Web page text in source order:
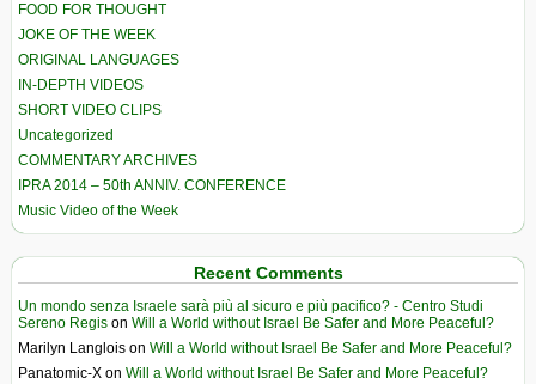
FOOD FOR THOUGHT
JOKE OF THE WEEK
ORIGINAL LANGUAGES
IN-DEPTH VIDEOS
SHORT VIDEO CLIPS
Uncategorized
COMMENTARY ARCHIVES
IPRA 2014 – 50th ANNIV. CONFERENCE
Music Video of the Week
Recent Comments
Un mondo senza Israele sarà più al sicuro e più pacifico? - Centro Studi
Sereno Regis on Will a World without Israel Be Safer and More Peaceful?
Marilyn Langlois on Will a World without Israel Be Safer and More Peaceful?
Panatomic-X on Will a World without Israel Be Safer and More Peaceful?